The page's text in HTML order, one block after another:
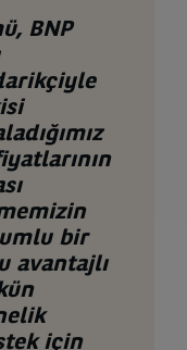
BNP
bir
avantajlı
için